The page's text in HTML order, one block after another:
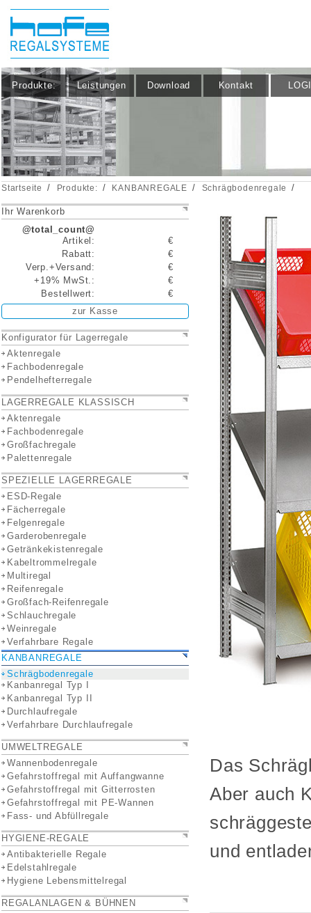
Produkte: Leistungen Download Kontakt
Startseite / Produkte: / KANBANREGALE / Schrägbodenregale /
Ihr Warenkorb
@total_count@
Artikel:
€
Rabatt:
€
Verp.+Versand:
€
+19% MwSt.:
€
Bestellwert:
€
zur Kasse
Konfigurator für Lagerregale
Aktenregale
Fachbodenregale
Pendelhefterregale
LAGERREGALE KLASSISCH
Aktenregale
Fachbodenregale
Großfachregale
Palettenregale
SPEZIELLE LAGERREGALE
ESD-Regale
Fächerregale
Felgenregale
Garderobenregale
Getränkekistenregale
Kabeltrommelregale
Multiregal
Reifenregale
Großfach-Reifenregale
Schlauchregale
Weinregale
Verfahrbare Regale
KANBANREGALE
Schrägbodenregale
Kanbanregal Typ I
Kanbanregal Typ II
Durchlaufregale
Verfahrbare Durchlaufregale
UMWELTREGALE
Wannenbodenregale
Gefahrstoffregal mit Auffangwanne
Gefahrstoffregal mit Gitterrosten
Gefahrstoffregal mit PE-Wannen
Fass- und Abfüllregale
HYGIENE-REGALE
Antibakterielle Regale
Edelstahlregale
Hygiene Lebensmittelregal
REGALANLAGEN & BÜHNEN
Das
Aber auch
und